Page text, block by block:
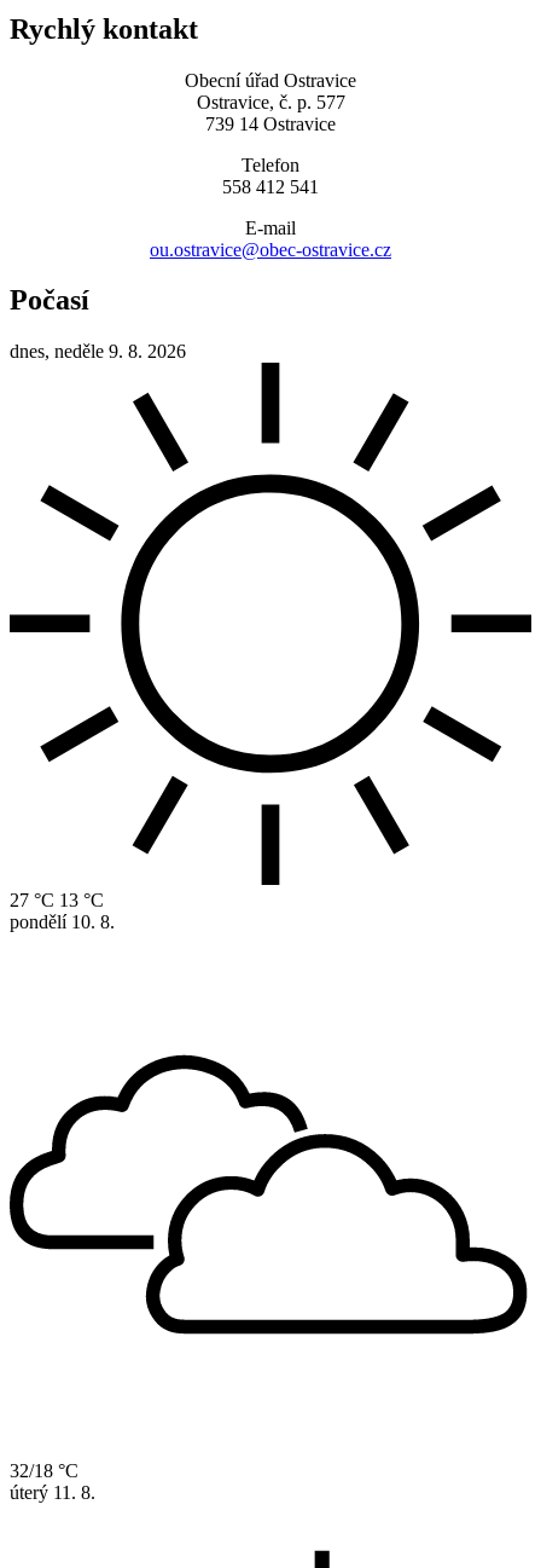
Rychlý kontakt
Obecní úřad Ostravice
Ostravice, č. p. 577
739 14 Ostravice
Telefon
558 412 541
E-mail
ou.ostravice@obec-ostravice.cz
Počasí
dnes, neděle 9. 8. 2026
27 °C 13 °C
pondělí 10. 8.
32/18 °C
úterý 11. 8.